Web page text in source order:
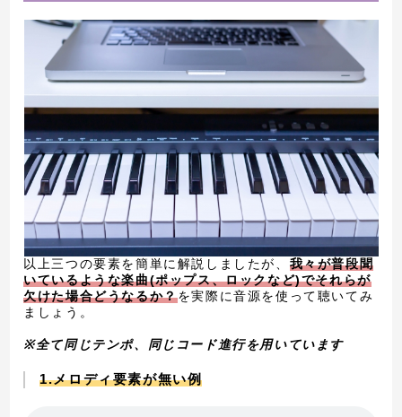
以上三つの要素を簡単に解説しましたが、 我々が普段聞
いているような楽曲(ポップス、ロックなど)でそれらが
欠けた場合どうなるか？を実際に音源を使って聴いてみ
ましょう。
※全て同じテンポ、同じコード進行を用いています
1.メロディ要素が無い例